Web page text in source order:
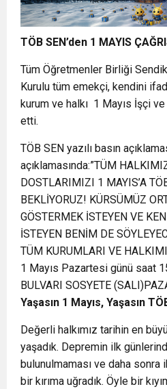
TÖB SEN’den 1 MAYIS
Tüm Öğretmenler Birliği
Kurulu tüm emekçi, kendini
kurum ve halkı 1 Mayıs İşçi
etti.
TÖB SEN yazılı basın
açıklamasında:”TÜM
DOSTLARIMIZI 1 MAYIS’A
BEKLİYORUZ! KÜRSÜMÜZ
GÖSTERMEK İSTEYEN VE
İSTEYEN BENİM DE
TÜM KURUMLARI VE
1 Mayıs Pazartesi günü saat
BULVARI SOSYETE
Yaşasın 1 Mayıs, Yaşasın
Değerli halkımız tarihin en
yaşadık. Depremin ilk
bulunulmaması ve daha sonra
bir kırıma uğradık. Öyle bir